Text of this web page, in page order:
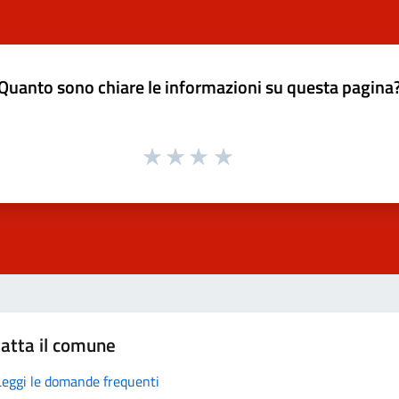
sono chiare le informazioni su questa
il comune
le domande frequenti